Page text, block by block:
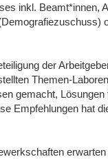
inkl. Beamt*innen,
der
Themen-
gemacht,
Empfehlungen hat